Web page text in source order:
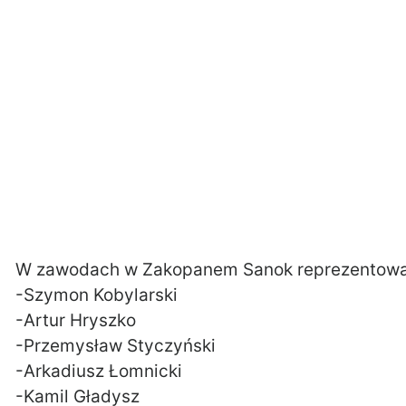
W zawodach w Zakopanem Sanok
-Szymon Kobylarski
-Artur Hryszko
-Przemysław Styczyński
-Arkadiusz Łomnicki
-Kamil Gładysz